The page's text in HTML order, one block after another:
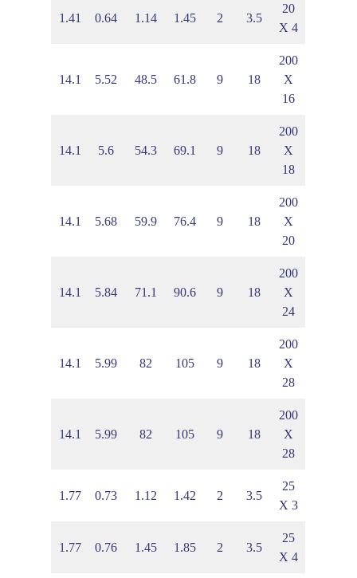
20
X 4
3.5
2
1.45
1.14
0.64
1.41
200
X
16
18
9
61.8
48.5
5.52
14.1
200
X
18
18
9
69.1
54.3
5.6
14.1
200
X
20
18
9
76.4
59.9
5.68
14.1
200
X
24
18
9
90.6
71.1
5.84
14.1
200
X
28
18
9
105
82
5.99
14.1
200
X
28
18
9
105
82
5.99
14.1
25
X 3
3.5
2
1.42
1.12
0.73
1.77
25
X 4
3.5
2
1.85
1.45
0.76
1.77